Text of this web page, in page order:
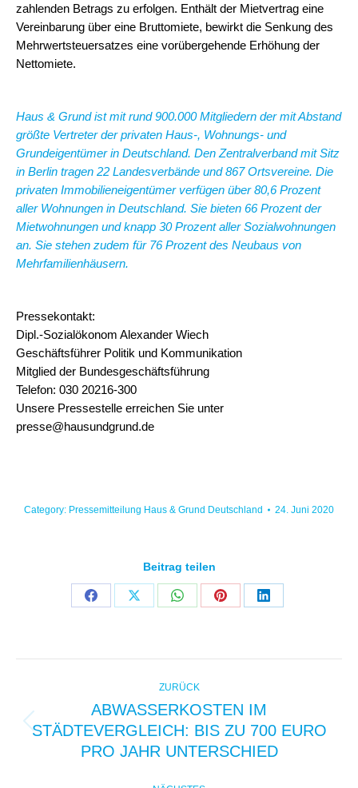
zahlenden Betrags zu erfolgen. Enthält der Mietvertrag eine
Vereinbarung über eine Bruttomiete, bewirkt die Senkung des
Mehrwertsteuersatzes eine vorübergehende Erhöhung der
Nettomiete.
Haus & Grund ist mit rund 900.000 Mitgliedern der mit Abstand
größte Vertreter der privaten Haus-, Wohnungs- und
Grundeigentümer in Deutschland. Den Zentralverband mit Sitz
in Berlin tragen 22 Landesverbände und 867 Ortsvereine. Die
privaten Immobilieneigentümer verfügen über 80,6 Prozent
aller Wohnungen in Deutschland. Sie bieten 66 Prozent der
Mietwohnungen und knapp 30 Prozent aller Sozialwohnungen
an. Sie stehen zudem für 76 Prozent des Neubaus von
Mehrfamilienhäusern.
Pressekontakt:
Dipl.-Sozialökonom Alexander Wiech
Geschäftsführer Politik und Kommunikation
Mitglied der Bundesgeschäftsführung
Telefon: 030 20216-300
Unsere Pressestelle erreichen Sie unter
presse@hausundgrund.de
Category: Pressemitteilung Haus & Grund Deutschland 24. Juni 2020
Beitrag teilen
Share
Share
Share
Share
Share
ZURÜCK
Vorheriger
Beitrag:
ABWASSERKOSTEN IM
STÄDTEVERGLEICH: BIS ZU 700 EURO
PRO JAHR UNTERSCHIED